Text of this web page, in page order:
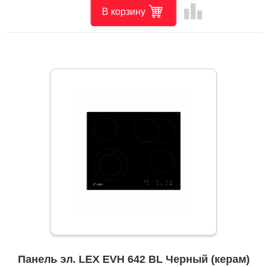
В корзину leaderboard
Панель эл. LEX EVH 642 BL Черный (керам)